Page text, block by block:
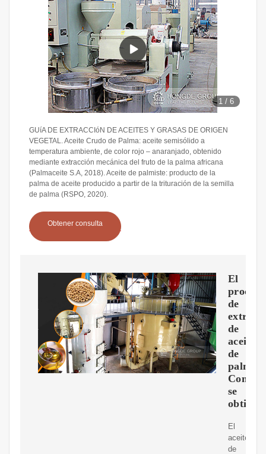
1 /6
GUíA DE EXTRACCIóN DE ACEITES Y GRASAS DE ORIGEN
VEGETAL. Aceite Crudo de Palma: aceite semisólido a
temperatura ambiente, de color rojo – anaranjado, obtenido
mediante extracción mecánica del fruto de la palma africana
(Palmaceite S.A, 2018). Aceite de palmiste: producto de la
palma de aceite producido a partir de la trituración de la semilla
de palma (RSPO, 2020).
Obtener consulta
El
proceso
de
de
aceite
de
palma:
Como
se
obtiene
El
aceite
de